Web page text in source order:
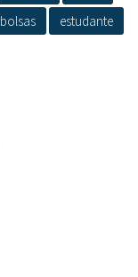
bolsas
estudante